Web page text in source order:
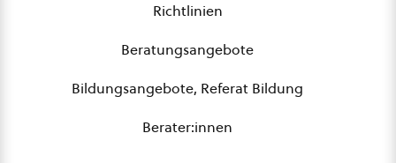
Richtlinien
Beratungsangebote
Bildungsangebote, Referat Bildung
Berater:innen